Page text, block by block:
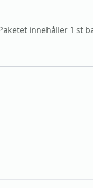
innehåller 1 st